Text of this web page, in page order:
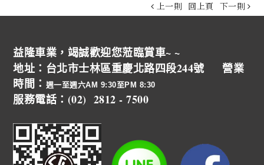
上一則 回上頁 下一則
益隆車業，竭誠歡迎您蒞臨賞車~ ~
地址：台北市士林區重慶北路四段244號 營業
時間： 週一至週六AM 9:30至PM 8:30
服務電話：(02) 2812 - 7500